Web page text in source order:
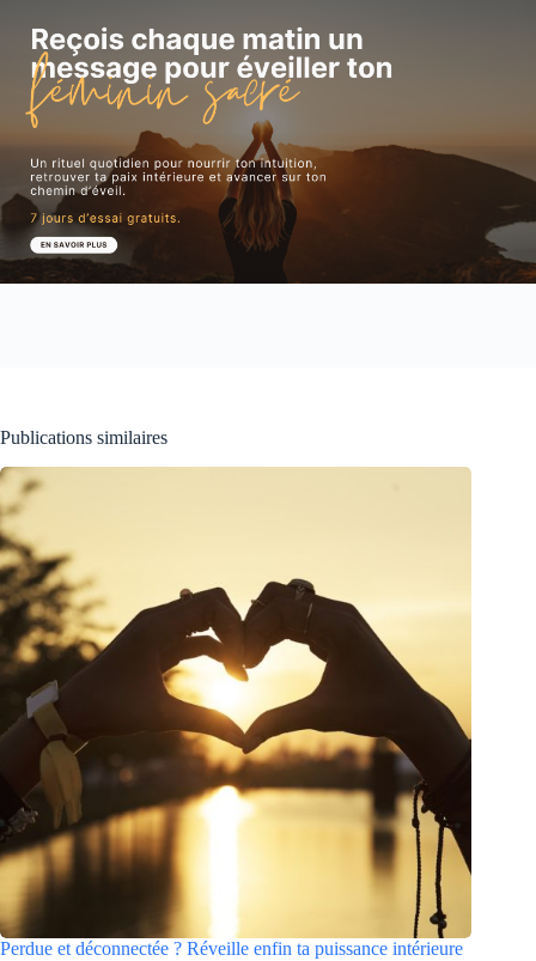
Publications similaires
Perdue et déconnectée ? Réveille enfin ta puissance intérieure